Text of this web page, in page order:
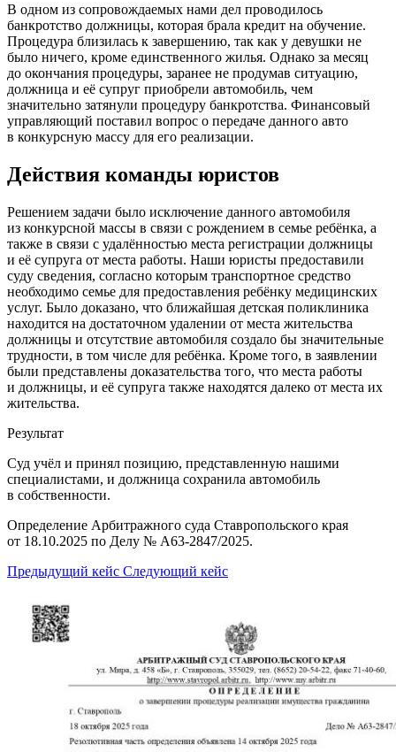
В одном из сопровождаемых нами дел проводилось
банкротство должницы, которая брала кредит на обучение.
Процедура близилась к завершению, так как у девушки не
было ничего, кроме единственного жилья. Однако за месяц
до окончания процедуры, заранее не продумав ситуацию,
должница и её супруг приобрели автомобиль, чем
значительно затянули процедуру банкротства. Финансовый
управляющий поставил вопрос о передаче данного авто
в конкурсную массу для его реализации.
Действия команды юристов
Решением задачи было исключение данного автомобиля
из конкурсной массы в связи с рождением в семье ребёнка, а
также в связи с удалённостью места регистрации должницы
и её супруга от места работы. Наши юристы предоставили
суду сведения, согласно которым транспортное средство
необходимо семье для предоставления ребёнку медицинских
услуг. Было доказано, что ближайшая детская поликлиника
находится на достаточном удалении от места жительства
должницы и отсутствие автомобиля создало бы значительные
трудности, в том числе для ребёнка. Кроме того, в заявлении
были представлены доказательства того, что места работы
и должницы, и её супруга также находятся далеко от места их
жительства.
Результат
Суд учёл и принял позицию, представленную нашими
специалистами, и должница сохранила автомобиль
в собственности.
Определение Арбитражного суда Ставропольского края
от 18.10.2025 по Делу № А63-2847/2025.
Предыдущий кейс Следующий кейс